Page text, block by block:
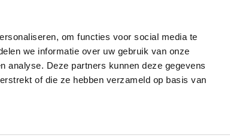
om functies voor social media te
we informatie over uw gebruik van onze
analyse. Deze partners kunnen deze gegevens
of die ze hebben verzameld op basis van
| Mulder autoverhuur
Opmeer, Hoogwoud en
Autoverhuur
Spanbroek | Mulder